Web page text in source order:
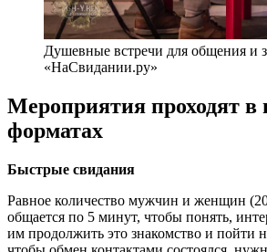
Душевные встречи для общения и
«НаСвидании.ру»
Мероприятия проходят в
форматах
Быстрые свидания
Равное количество мужчин и женщин
общается по 5 минут, чтобы понять,
им продолжить это знакомство и пойти